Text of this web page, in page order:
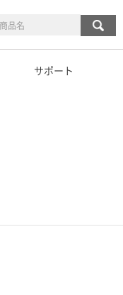
マイページ
カート
サポート